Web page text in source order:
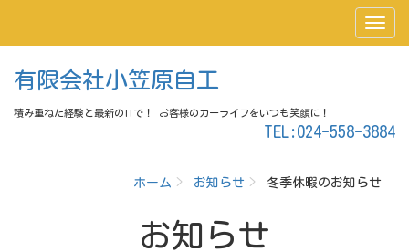
有限会社小笠原自工
積み重ねた経験と最新のITで！ お客様のカーライフをいつも笑顔に！
TEL:024-558-3884
ホーム お知らせ 冬季休暇のお知らせ
お知らせ